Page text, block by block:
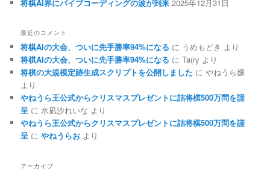
将棋AI界にバイブコーディングの波が到来 2025年12月31日
最近のコメント
将棋AIの大会、ついに先手勝率94%になる に うめもどき より
将棋AIの大会、ついに先手勝率94%になる にTa(ry より
将棋の大規模定跡生成スクリプトを公開しました にやねうら嬢
より
やねうら王公式からクリスマスプレゼントに詰将棋500万問を謹
呈 に水凪沙れいな より
やねうら王公式からクリスマスプレゼントに詰将棋500万問を謹
呈 にやねうらお より
アーカイブ